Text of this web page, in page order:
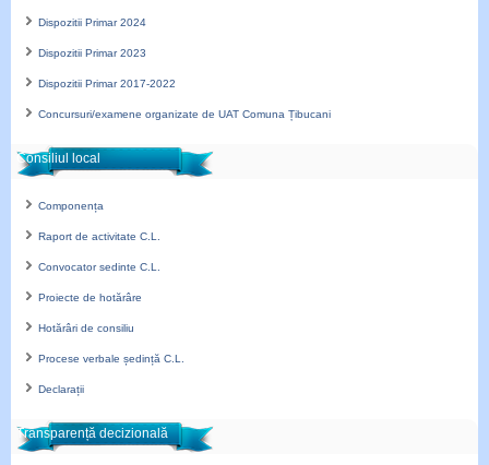
Dispozitii Primar 2024
Dispozitii Primar 2023
Dispozitii Primar 2017-2022
Concursuri/examene organizate de UAT Comuna Țibucani
Consiliul local
Componența
Raport de activitate C.L.
Convocator sedinte C.L.
Proiecte de hotărâre
Hotărâri de consiliu
Procese verbale ședință C.L.
Declarații
Transparență decizională